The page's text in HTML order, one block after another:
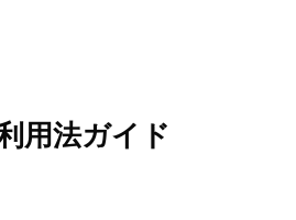
用法ガイド